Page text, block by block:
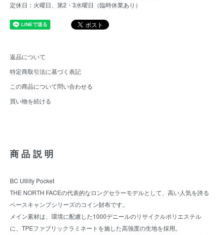
商品説明
BC Utility Pocket
THE NORTH FACEの代表的なロングセラーモデルとして、高い人気を誇る
ベースキャンプシリーズのコイン財布です。
メイン素材は、環境に配慮した1000デニールのリサイクルポリエステル
に、TPEファブリックラミネートを施した高強度の生地を採用。
定休日：火曜日、第2・3水曜日（臨時休業あり）
返品について
特定商取引法に基づく表記
この商品について問い合わせる
買い物を続ける